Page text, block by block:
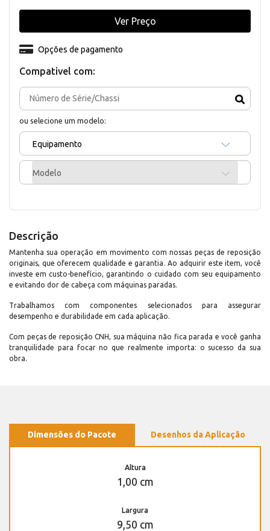
Compativel com:
ou selecione um modelo:
Equipamento
Modelo
Opções de pagamento
Ver Preço
Descrição
Mantenha sua operação em movimento com nossas peças de reposição
originais, que oferecem qualidade e garantia. Ao adquirir este item, você
investe em custo-benefício, garantindo o cuidado com seu equipamento
e evitando dor de cabeça com máquinas paradas.
Trabalhamos com componentes selecionados para assegurar
desempenho e durabilidade em cada aplicação.
Com peças de reposição CNH, sua máquina não fica parada e você ganha
tranquilidade para focar no que realmente importa: o sucesso da sua
obra.
Dimensões do Pacote Desenhos da Aplicação
Altura
1,00 cm
Largura
9,50 cm